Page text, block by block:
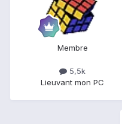
Membre
5,5k
Lieuvant mon PC